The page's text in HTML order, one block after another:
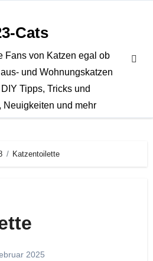
Cats
Fans von Katzen egal ob
und Wohnungskatzen
Tipps, Tricks und
Neuigkeiten und mehr
Katzentoilette
2025